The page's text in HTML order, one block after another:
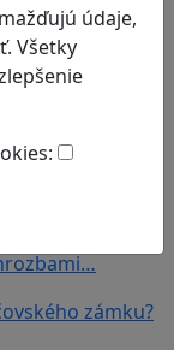
údaje,
Všetky
časť
časť